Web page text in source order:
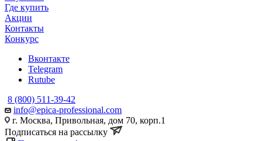
Где купить
Акции
Контакты
Конкурс
Вконтакте
Telegram
Rutube
8 (800) 511-39-42
info@epica-professional.com
г. Москва, Привольная, дом 70, корп.1
Подписаться на рассылку